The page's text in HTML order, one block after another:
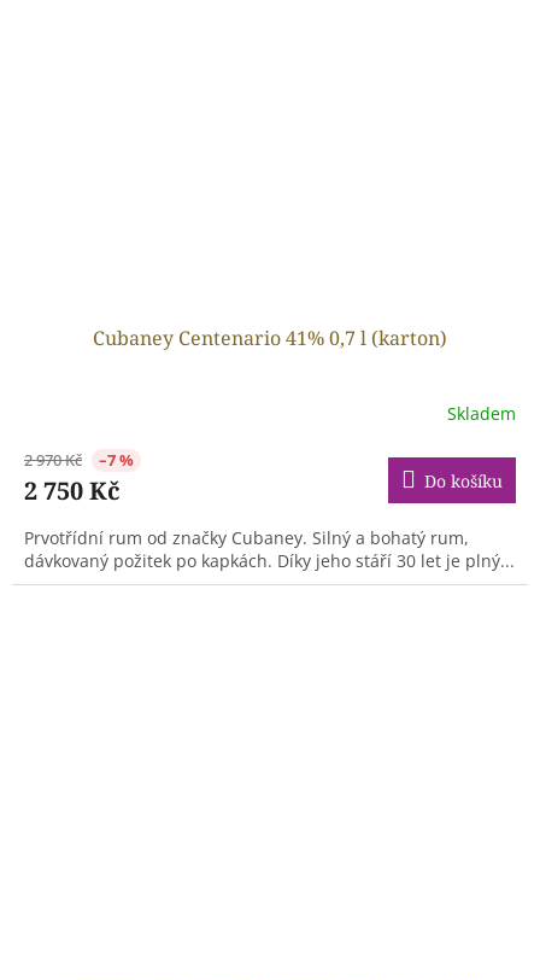
Cubaney Centenario 41% 0,7 l (karton)
Skladem
2 970 Kč –7 %
2 750 Kč Do košíku
Prvotřídní rum od značky Cubaney. Silný a bohatý rum,
dávkovaný požitek po kapkách. Díky jeho stáří 30 let je plný...